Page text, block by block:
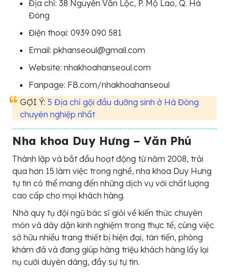
Địa chỉ: 38 Nguyễn Văn Lộc, P. Mộ Lao, Q. Hà
Đông
Điện thoại: 0939 090 581
Email: pkhanseoul@gmail.com
Website: nhakhoahanseoul.com
Fanpage: FB.com/nhakhoahanseoul
GỢI Ý: 5 Địa chỉ gội đầu dưỡng sinh ở Hà Đông
chuyên nghiệp nhất
Nha khoa Duy Hưng – Văn Phú
Thành lập và bắt đầu hoạt động từ năm 2008, trải
qua hơn 15 làm việc trong nghề, nha khoa Duy Hưng
tự tin có thể mang đến những dịch vụ với chất lượng
cao cấp cho mọi khách hàng.
Nhờ quy tụ đội ngũ bác sĩ giỏi về kiến thức chuyên
môn và dày dặn kinh nghiệm trong thực tế, cùng việc
sở hữu nhiều trang thiết bị hiện đại, tân tiến, phòng
khám đã và đang giúp hàng triệu khách hàng lấy lại
nụ cười duyên dáng, đầy sự tự tin.